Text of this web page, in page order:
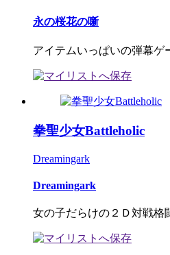
永の桜花の噺
アイテムいっぱいの弾幕ゲ
拳聖少女Battleholic
Dreamingark
Dreamingark
女の子だらけの２Ｄ対戦格